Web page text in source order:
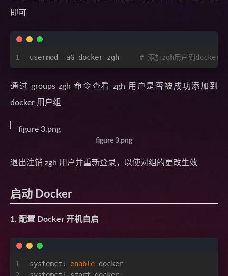
即可
1 usermod -aG docker zgh # 添加zgh用户到
通过 groups zgh 命令查看 zgh 用户是否被成功添加到
docker 用户组
figure 3.png
退出注销 zgh 用户并重新登录，以使对组的更改生效
启动 Docker
1. 配置 Docker 开机自启
1
systemctl enable docker